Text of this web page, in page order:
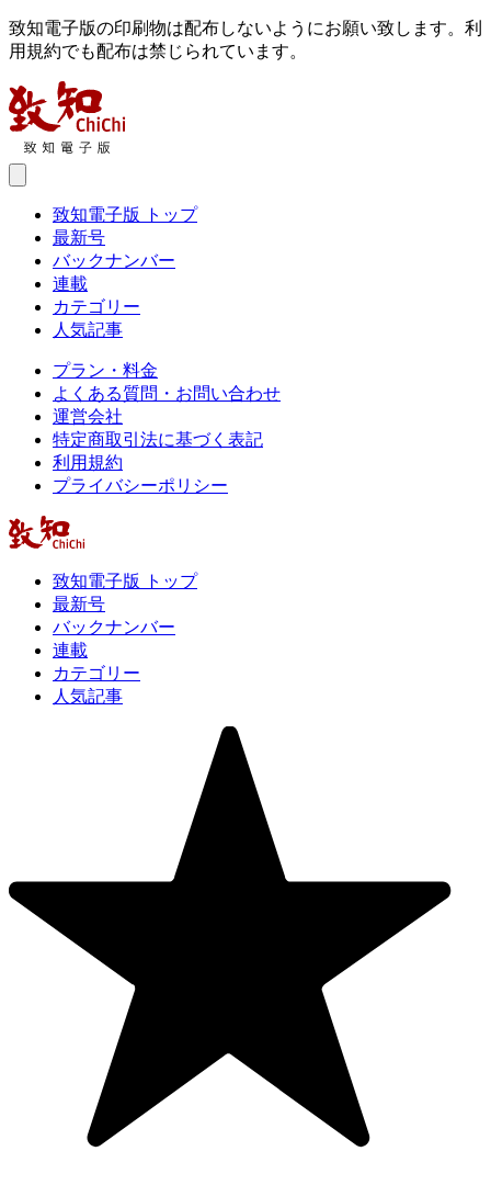
致知電子版の印刷物は配布しないようにお願い致します。利
用規約でも配布は禁じられています。
致知電子版 トップ
最新号
バックナンバー
連載
カテゴリー
人気記事
プラン・料金
よくある質問・お問い合わせ
運営会社
特定商取引法に基づく表記
利用規約
プライバシーポリシー
致知電子版 トップ
最新号
バックナンバー
連載
カテゴリー
人気記事